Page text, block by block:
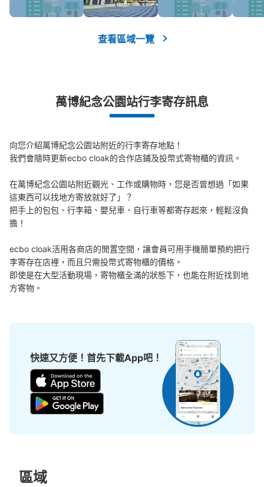
查看區域一覽
萬博紀念公園站行李寄存訊息
向您介紹萬博紀念公園站附近的行李寄存地點！
我們會隨時更新ecbo cloak的合作店鋪及投幣式寄物櫃的資訊。
在萬博紀念公園站附近觀光、工作或購物時，您是否曾想過「如果
這東西可以找地方寄放就好了」？
把手上的包包、行李箱、嬰兒車、自行車等都寄存起來，輕鬆沒負
擔！
ecbo cloak活用各商店的閒置空間，讓會員可用手機簡單預約把行
李寄存在店裡，而且只需投幣式寄物櫃的價格。
即使是在大型活動現場，寄物櫃全滿的狀態下，也能在附近找到地
方寄物。
快速又方便！首先下載App吧！
區域